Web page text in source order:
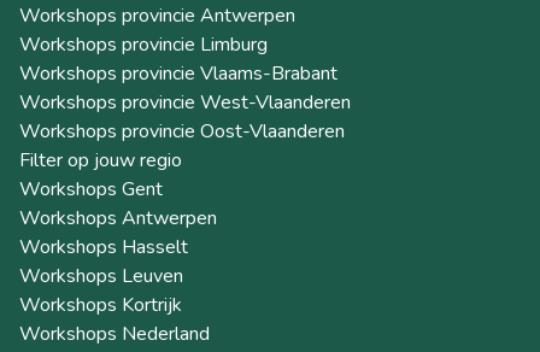
Workshops provincie Antwerpen
Workshops provincie Limburg
Workshops provincie Vlaams-Brabant
Workshops provincie West-Vlaanderen
Workshops provincie Oost-Vlaanderen
Filter op jouw regio
Workshops Gent
Workshops Antwerpen
Workshops Hasselt
Workshops Leuven
Workshops Kortrijk
Workshops Nederland